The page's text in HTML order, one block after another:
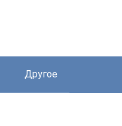
Другое